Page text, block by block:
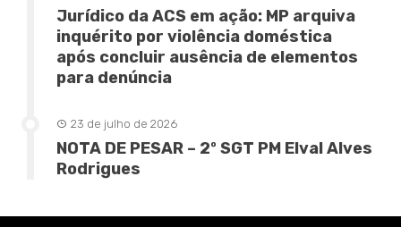
Jurídico da ACS em ação: MP arquiva
inquérito por violência doméstica
após concluir ausência de elementos
para denúncia
23 de julho de 2026
NOTA DE PESAR – 2º SGT PM Elval Alves
Rodrigues